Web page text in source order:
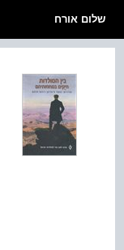
שלום אורח